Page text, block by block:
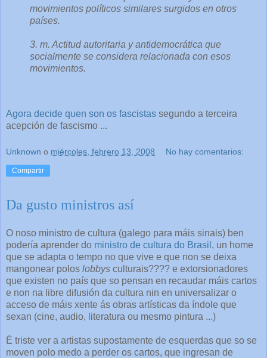
movimientos políticos similares surgidos en otros
países.
3. m. Actitud autoritaria y antidemocrática que
socialmente se considera relacionada con esos
movimientos.
Agora decide quen son os fascistas segundo a terceira
acepción de fascismo ...
Unknown o miércoles, febrero 13, 2008 No hay comentarios:
Compartir
Da gusto ministros así
O noso ministro de cultura (galego para máis sinais) ben
podería aprender do ministro de cultura do Brasil , un home
que se adapta o tempo no que vive e que non se deixa
mangonear polos lobbys culturais???? e extorsionadores
que existen no país que so pensan en recaudar máis cartos
e non na libre difusión da cultura nin en universalizar o
acceso de máis xente ás obras artísticas da índole que
sexan (cine, audio, literatura ou mesmo pintura ...)
É triste ver a artistas supostamente de esquerdas que so se
moven polo medo a perder os cartos, que ingresan de